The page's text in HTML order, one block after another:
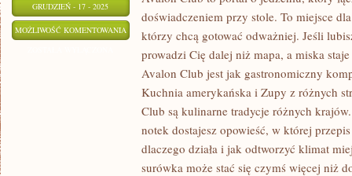
GRUDZIEŃ - 17 - 2025
MOŻLIWOŚĆ KOMENTOWANIA
WYPIEKI
ŚWIATA
KUCHNIA
HISTORYCZNA
doświadczeniem przy stole. To miejsce
którzy chcą gotować odważniej. Jeśli
prowadzi Cię dalej niż mapa, a miska
Avalon Club jest jak gastronomiczny
Kuchnia amerykańska i Zupy z różnych
Club są kulinarne tradycje różnych
notek dostajesz opowieść, w której
dlaczego działa i jak odtworzyć klimat
surówka może stać się czymś więcej niż